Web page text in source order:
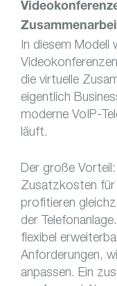
In diesem Modell
die virtuelle
eigentlich
moderne VoIP-
läuft.
Der große
Zusatzkosten für
profitieren
der
flexibel
Anforderungen,
anpassen. Ein